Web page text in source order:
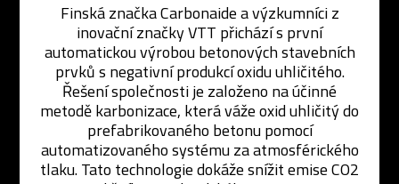
Finská značka Carbonaide a výzkumníci z
inovační značky VTT přichází s první
automatickou výrobou betonových stavebních
prvků s negativní produkcí oxidu uhličitého.
Řešení společnosti je založeno na účinné
metodě karbonizace, která váže oxid uhličitý do
prefabrikovaného betonu pomocí
automatizovaného systému za atmosférického
tlaku. Tato technologie dokáže snížit emise CO2